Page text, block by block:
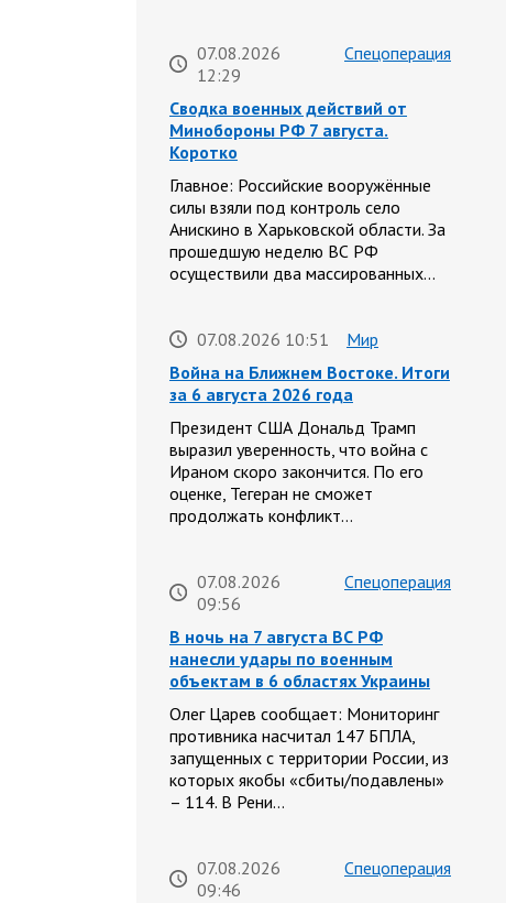
07.08.2026
12:29
Спецоперация
Сводка военных действий от
Минобороны РФ 7 августа.
Коротко
Главное: Российские вооружённые
силы взяли под контроль село
Анискино в Харьковской области. За
прошедшую неделю ВС РФ
осуществили два массированных…
07.08.2026 10:51
Мир
Война на Ближнем Востоке. Итоги
за 6 августа 2026 года
Президент США Дональд Трамп
выразил уверенность, что война с
Ираном скоро закончится. По его
оценке, Тегеран не сможет
продолжать конфликт…
07.08.2026
09:56
Спецоперация
В ночь на 7 августа ВС РФ
нанесли удары по военным
объектам в 6 областях Украины
Олег Царев сообщает: Мониторинг
противника насчитал 147 БПЛА,
запущенных с территории России, из
которых якобы «сбиты/подавлены»
– 114. В Рени…
07.08.2026
09:46
Спецоперация